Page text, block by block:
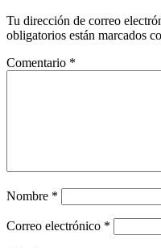
Tu dirección de correo
obligatorios están marcados
Comentario *
Nombre *
Correo electrónico *